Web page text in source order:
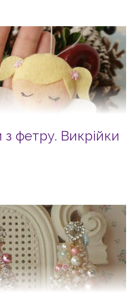
фетру. Викрійки